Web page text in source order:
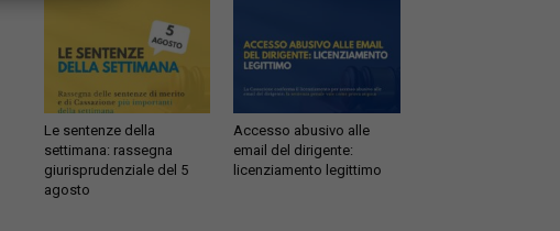
Le sentenze della
settimana: rassegna
giurisprudenziale del 5
agosto
Accesso abusivo alle
email del dirigente:
licenziamento legittimo